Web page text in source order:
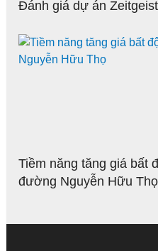
Đánh giá dự án
Tiềm năng tăng giá bất
đường Nguyễn Hữu Thọ